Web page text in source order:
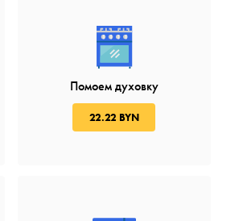
Помоем духовку
22.22 BYN